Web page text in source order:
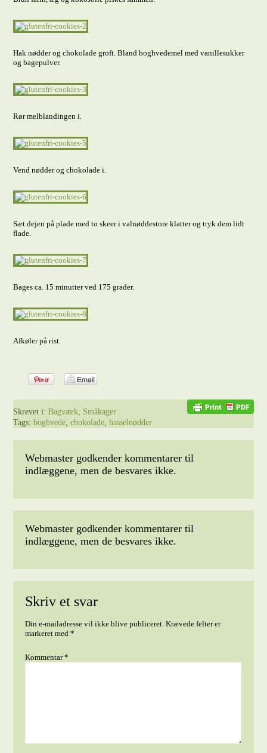
Hak nødder og chokolade groft. Bland boghvedemel med vanillesukker
og bagepulver.
Rør melblandingen i.
Vend nødder og chokolade i.
Sæt dejen på plade med to skeer i valnøddestore klatter og tryk dem lidt
flade.
Bages ca. 15 minutter ved 175 grader.
Afkøler på rist.
Skrevet i:Bagværk, Småkager
Tags:boghvede,chokolade,hasselnødder
Webmaster godkender kommentarer til
indlæggene, men de besvares ikke.
Webmaster godkender kommentarer til
indlæggene, men de besvares ikke.
Skriv et svar
Din e-mailadresse vil ikke blive publiceret. Krævede felter er
markeret med*
Kommentar*